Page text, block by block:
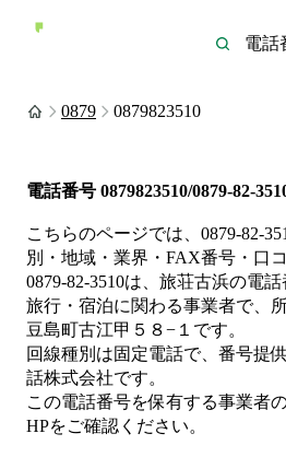
0879 0879823510
電話番号 0879823510/0879-82-
こちらのページでは、 0879-82-
別・地域・業界・FAX番号・口
0879-82-3510は、 旅荘古浜の電話
旅行・宿泊に関わる事業者で、
豆島町古江甲５８−１ です。
回線種別は固定電話で、番号提
話株式会社です。
この電話番号を保有する事業者
HPをご確認ください。